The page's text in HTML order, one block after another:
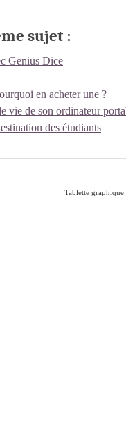
sujet :
Genius Dice
en acheter une ?
vie de son ordinateur
des étudiants
Tablette